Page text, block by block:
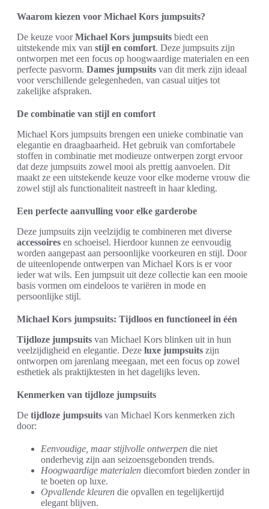
Waarom kiezen voor Michael Kors jumpsuits?
De keuze voorMichael Kors jumpsuits biedt een
uitstekende mix van stijl en comfort. Deze jumpsuits zijn
ontworpen met een focus op hoogwaardige materialen en een
perfecte pasvorm. Dames jumpsuits van dit merk zijn ideaal
voor verschillende gelegenheden, van casual uitjes tot
zakelijke afspraken.
De combinatie van stijl en comfort
Michael Kors jumpsuits brengen een unieke combinatie van
elegantie en draagbaarheid. Het gebruik van comfortabele
stoffen in combinatie met modieuze ontwerpen zorgt ervoor
dat deze jumpsuits zowel mooi als prettig aanvoelen. Dit
maakt ze een uitstekende keuze voor elke moderne vrouw die
zowel stijl als functionaliteit nastreeft in haar kleding.
Een perfecte aanvulling voor elke garderobe
Deze jumpsuits zijn veelzijdig te combineren met diverse
accessoires en schoeisel. Hierdoor kunnen ze eenvoudig
worden aangepast aan persoonlijke voorkeuren en stijl. Door
de uiteenlopende ontwerpen van Michael Kors is er voor
ieder wat wils. Een jumpsuit uit deze collectie kan een mooie
basis vormen om eindeloos te variëren in mode en
persoonlijke stijl.
Michael Kors jumpsuits: Tijdloos en functioneel in één
Tijdloze jumpsuits van Michael Kors blinken uit in hun
veelzijdigheid en elegantie. Deze luxe jumpsuits zijn
ontworpen om jarenlang meegaan, met een focus op zowel
esthetiek als praktijktesten in het dagelijks leven.
Kenmerken van tijdloze jumpsuits
De tijdloze jumpsuits van Michael Kors kenmerken zich
door:
Eenvoudige, maar stijlvolle ontwerpen die niet
onderhevig zijn aan seizoensgebonden trends.
Hoogwaardige materialen diecomfort bieden zonder in
te boeten op luxe.
Opvallende kleuren die opvallen en tegelijkertijd
elegant blijven.